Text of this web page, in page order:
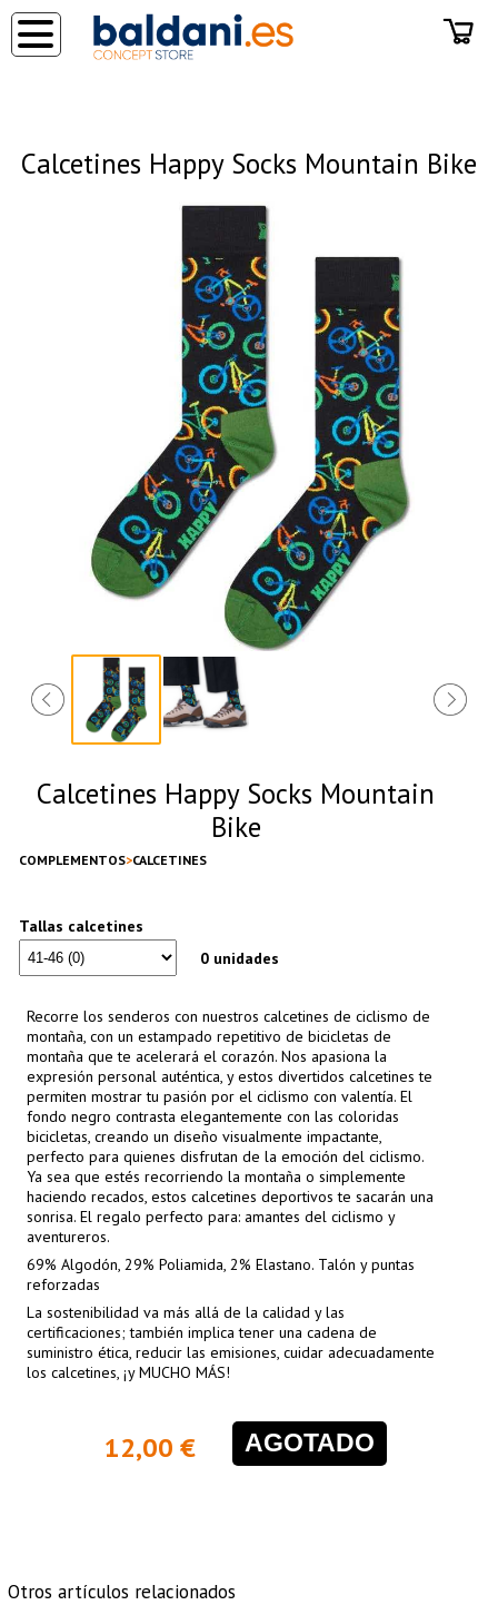
Calcetines Happy Socks Mountain Bike
Calcetines Happy Socks Mountain
Bike
COMPLEMENTOS CALCETINES
Tallas calcetines
0 unidades
Recorre los senderos con nuestros calcetines de ciclismo de
montaña, con un estampado repetitivo de bicicletas de
montaña que te acelerará el corazón. Nos apasiona la
expresión personal auténtica, y estos divertidos calcetines te
permiten mostrar tu pasión por el ciclismo con valentía. El
fondo negro contrasta elegantemente con las coloridas
bicicletas, creando un diseño visualmente impactante,
perfecto para quienes disfrutan de la emoción del ciclismo.
Ya sea que estés recorriendo la montaña o simplemente
haciendo recados, estos calcetines deportivos te sacarán una
sonrisa. El regalo perfecto para: amantes del ciclismo y
aventureros.
69% Algodón, 29% Poliamida, 2% Elastano. Talón y puntas
reforzadas
La sostenibilidad va más allá de la calidad y las
certificaciones; también implica tener una cadena de
suministro ética, reducir las emisiones, cuidar adecuadamente
los calcetines, ¡y MUCHO MÁS!
12,00 € AGOTADO
Otros artículos relacionados